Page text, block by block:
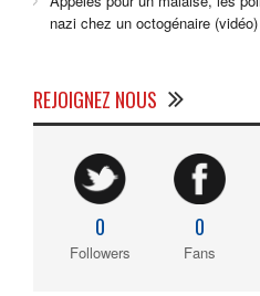
nazi chez un octogénaire (vidéo)
REJOIGNEZ NOUS
0
Followers
0
Fans